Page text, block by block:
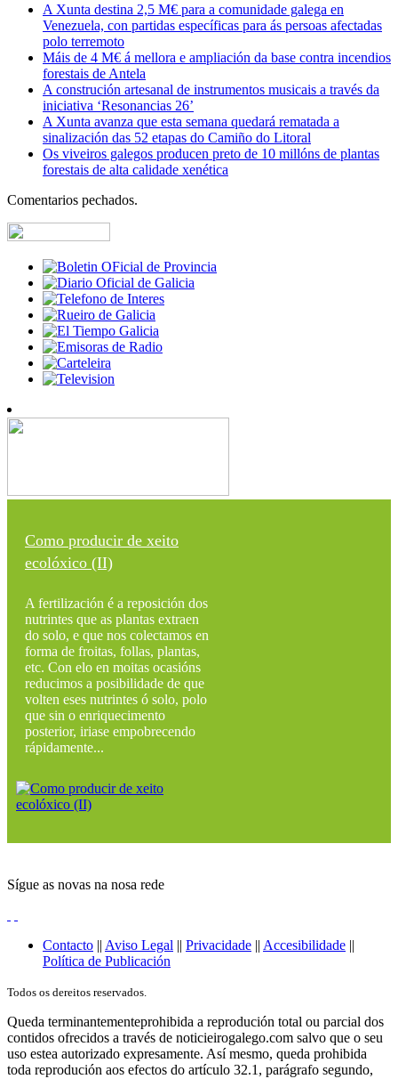
A Xunta destina 2,5 M€ para a comunidade galega en
Venezuela, con partidas específicas para ás persoas afectadas
polo terremoto
Máis de 4 M€ á mellora e ampliación da base contra incendios
forestais de Antela
A construción artesanal de instrumentos musicais a través da
iniciativa ‘Resonancias 26’
A Xunta avanza que esta semana quedará rematada a
sinalización das 52 etapas do Camiño do Litoral
Os viveiros galegos producen preto de 10 millóns de plantas
forestais de alta calidade xenética
Comentarios pechados.
Como producir de xeito
ecolóxico (II)
A fertilización é a reposición dos
nutrintes que as plantas extraen
do solo, e que nos colectamos en
forma de froitas, follas, plantas,
etc. Con elo en moitas ocasións
reducimos a posibilidade de que
volten eses nutrintes ó solo, polo
que sin o enriquecimento
posterior, iriase empobrecendo
rápidamente...
Sígue as novas na nosa rede
Contacto || Aviso Legal || Privacidade || Accesibilidade ||
Política de Publicación
Todos os dereitos reservados.
Queda terminantementeprohibida a reprodución total ou parcial dos
contidos ofrecidos a través de noticieirogalego.com salvo que o seu
uso estea autorizado expresamente. Así mesmo, queda prohibida
toda reprodución aos efectos do artículo 32.1, parágrafo segundo,